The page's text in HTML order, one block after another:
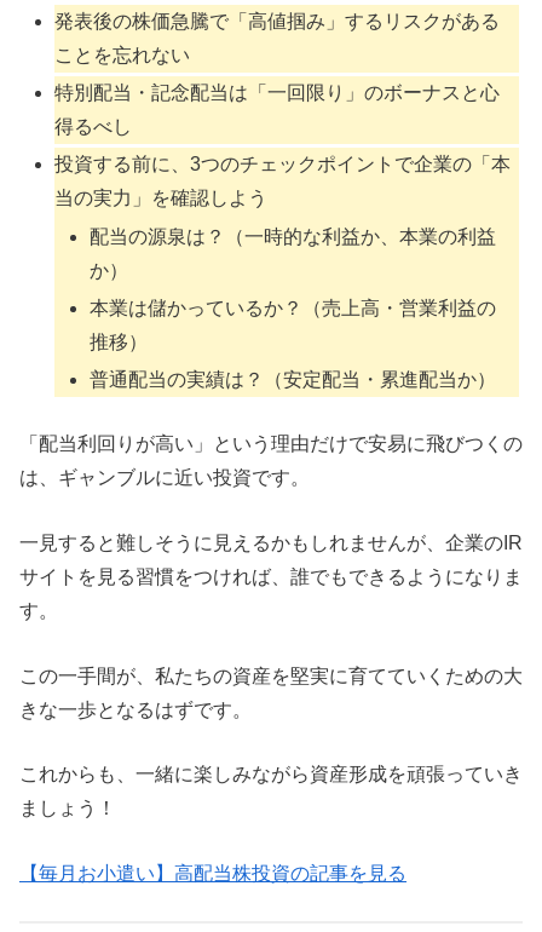
発表後の株価急騰で「高値掴み」するリスクがある
ことを忘れない
特別配当・記念配当は「一回限り」のボーナスと心
得るべし
投資する前に、3つのチェックポイントで企業の「本
当の実力」を確認しよう
配当の源泉は？（一時的な利益か、本業の利益
か）
本業は儲かっているか？（売上高・営業利益の
推移）
普通配当の実績は？（安定配当・累進配当か）
「配当利回りが高い」という理由だけで安易に飛びつくの
は、ギャンブルに近い投資です。
一見すると難しそうに見えるかもしれませんが、企業のIR
サイトを見る習慣をつければ、誰でもできるようになりま
す。
この一手間が、私たちの資産を堅実に育てていくための大
きな一歩となるはずです。
これからも、一緒に楽しみながら資産形成を頑張っていき
ましょう！
【毎月お小遣い】高配当株投資の記事を見る